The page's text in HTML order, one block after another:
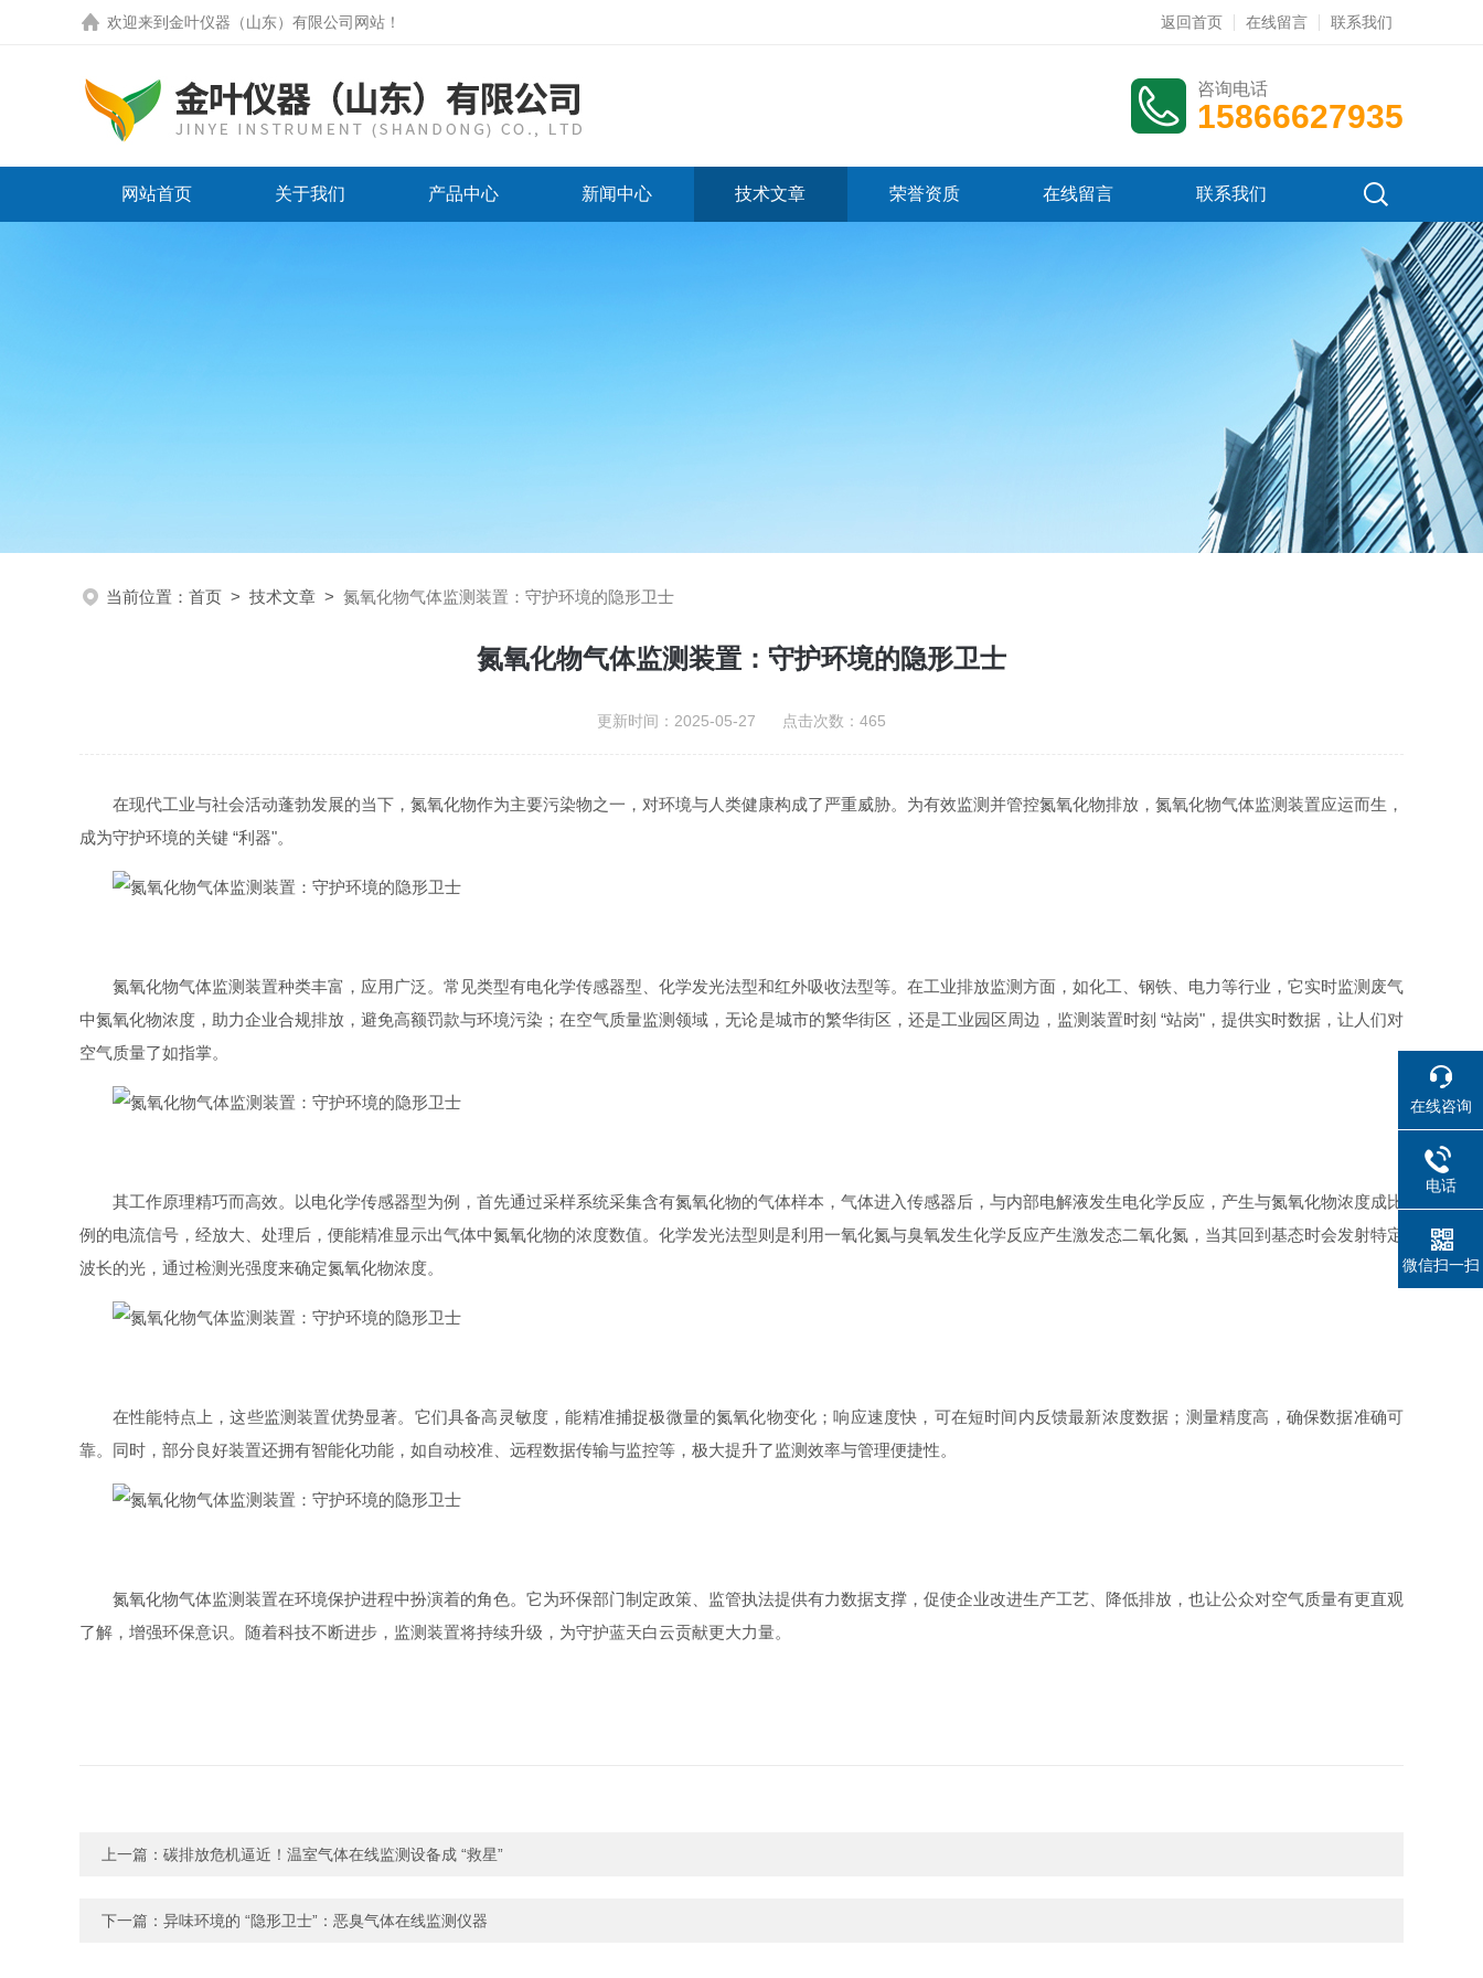
欢迎来到 金叶仪器（山东）有限公司网站 ！ 返回首页 在线留言 联系我们
咨询电话
15866627935
网站首页 关于我们 产品中心 新闻中心 技术文章 荣誉资质 在线留言 联系我们
当前位置： 首页 > 技术文章 > 氮氧化物气体监测装置：守护环境的隐形卫士
氮氧化物气体监测装置：守护环境的隐形卫士
更新时间：2025-05-27 点击次数：465
在现代工业与社会活动蓬勃发展的当下，氮氧化物作为主要污染物之一，对环境与人类健康构成了严重威胁。为有效监测并管控氮氧化物排放，氮氧化物气体监测装置应运而生，
成为守护环境的关键 “利器"。
氮氧化物气体监测装置种类丰富，应用广泛。常见类型有电化学传感器型、化学发光法型和红外吸收法型等。在工业排放监测方面，如化工、钢铁、电力等行业，它实时监测废气
中氮氧化物浓度，助力企业合规排放，避免高额罚款与环境污染；在空气质量监测领域，无论是城市的繁华街区，还是工业园区周边，监测装置时刻 “站岗"，提供实时数据，让人们对
空气质量了如指掌。
其工作原理精巧而高效。以电化学传感器型为例，首先通过采样系统采集含有氮氧化物的气体样本，气体进入传感器后，与内部电解液发生电化学反应，产生与氮氧化物浓度成比
例的电流信号，经放大、处理后，便能精准显示出气体中氮氧化物的浓度数值。化学发光法型则是利用一氧化氮与臭氧发生化学反应产生激发态二氧化氮，当其回到基态时会发射特定
波长的光，通过检测光强度来确定氮氧化物浓度。
在性能特点上，这些监测装置优势显著。它们具备高灵敏度，能精准捕捉极微量的氮氧化物变化；响应速度快，可在短时间内反馈最新浓度数据；测量精度高，确保数据准确可
靠。同时，部分良好装置还拥有智能化功能，如自动校准、远程数据传输与监控等，极大提升了监测效率与管理便捷性。
氮氧化物气体监测装置在环境保护进程中扮演着的角色。它为环保部门制定政策、监管执法提供有力数据支撑，促使企业改进生产工艺、降低排放，也让公众对空气质量有更直观
了解，增强环保意识。随着科技不断进步，监测装置将持续升级，为守护蓝天白云贡献更大力量。
上一篇： 碳排放危机逼近！温室气体在线监测设备成 “救星”
下一篇： 异味环境的 “隐形卫士”：恶臭气体在线监测仪器
在线咨询
电话
微信扫一扫